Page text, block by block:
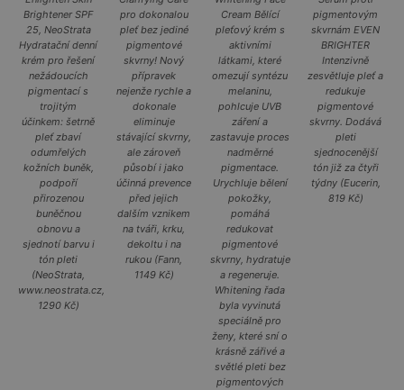
Brightener SPF
25, NeoStrata
Hydratační denní
krém pro řešení
nežádoucích
pigmentací s
trojitým
účinkem: šetrně
pleť zbaví
odumřelých
kožních buněk,
podpoří
přirozenou
buněčnou
obnovu a
sjednotí barvu i
tón pleti
(NeoStrata,
www.neostrata.cz,
1290 Kč)
pro dokonalou
pleť bez jediné
pigmentové
skvrny! Nový
přípravek
nejenže rychle a
dokonale
eliminuje
stávající skvrny,
ale zároveň
působí i jako
účinná prevence
před jejich
dalším vznikem
na tváři, krku,
dekoltu i na
rukou (Fann,
1149 Kč)
Cream Bělící
pleťový krém s
aktivními
látkami, které
omezují syntézu
melaninu,
pohlcuje UVB
záření a
zastavuje proces
nadměrné
pigmentace.
Urychluje bělení
pokožky,
pomáhá
redukovat
pigmentové
skvrny, hydratuje
a regeneruje.
Whitening řada
byla vyvinutá
speciálně pro
ženy, které sní o
krásně zářivé a
světlé pleti bez
pigmentových
pigmentovým
skvrnám EVEN
BRIGHTER
Intenzivně
zesvětluje pleť a
redukuje
pigmentové
skvrny. Dodává
pleti
sjednocenější
tón již za čtyři
týdny (Eucerin,
819 Kč)